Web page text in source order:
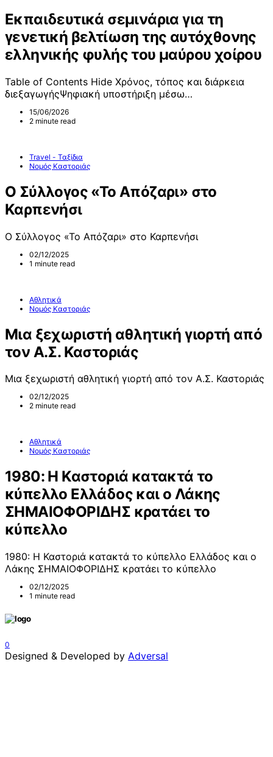
Εκπαιδευτικά σεμινάρια για τη
γενετική βελτίωση της αυτόχθονης
ελληνικής φυλής του μαύρου χοίρου
Table of Contents Hide Χρόνος, τόπος και διάρκεια
διεξαγωγήςΨηφιακή υποστήριξη μέσω…
15/06/2026
2 minute read
Travel - Ταξίδια
Νομός Καστοριάς
Ο Σύλλογος «Το Απόζαρι» στο
Καρπενήσι
Ο Σύλλογος «Το Απόζαρι» στο Καρπενήσι
02/12/2025
1 minute read
Αθλητικά
Νομός Καστοριάς
Μια ξεχωριστή αθλητική γιορτή από
τον Α.Σ. Καστοριάς
Μια ξεχωριστή αθλητική γιορτή από τον Α.Σ. Καστοριάς
02/12/2025
2 minute read
Αθλητικά
Νομός Καστοριάς
1980: Η Καστοριά κατακτά το
κύπελλο Ελλάδος και ο Λάκης
ΣΗΜΑΙΟΦΟΡΙΔΗΣ κρατάει το
κύπελλο
1980: Η Καστοριά κατακτά το κύπελλο Ελλάδος και ο
Λάκης ΣΗΜΑΙΟΦΟΡΙΔΗΣ κρατάει το κύπελλο
02/12/2025
1 minute read
0
Designed & Developed by Adversal